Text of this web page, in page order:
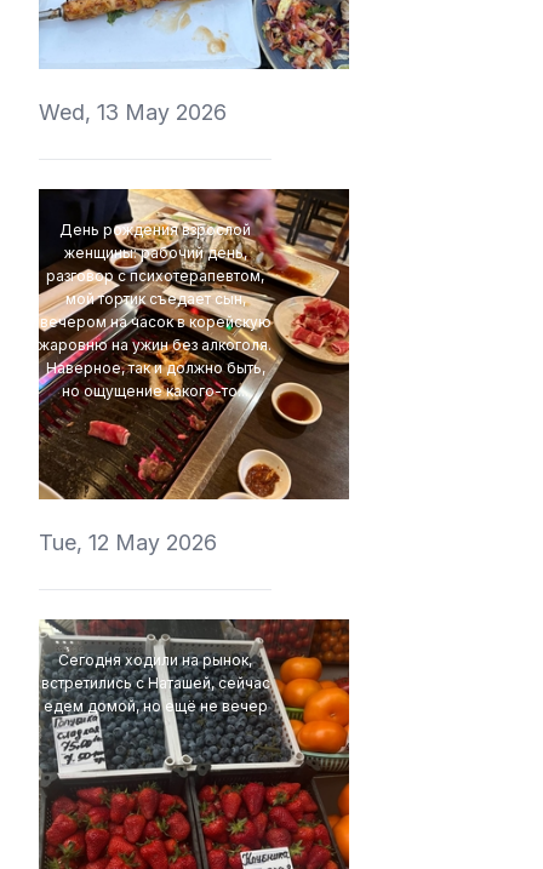
t1r1
Wed, 13 May 2026
День рождения взрослой
женщины: рабочий день,
разговор с психотерапевтом,
мой тортик съедает сын,
вечером на часок в корейскую
жаровню на ужин без алкоголя.
Наверное, так и должно быть,
но ощущение какого-то...
t1r1
Tue, 12 May 2026
Сегодня ходили на рынок,
встретились с Наташей, сейчас
едем домой, но ещё не вечер